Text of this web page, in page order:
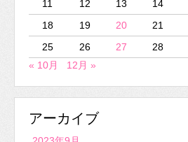
11 12 13 14
18
19 20 21
25
26 27 28
« 10月
12月 »
アーカイブ